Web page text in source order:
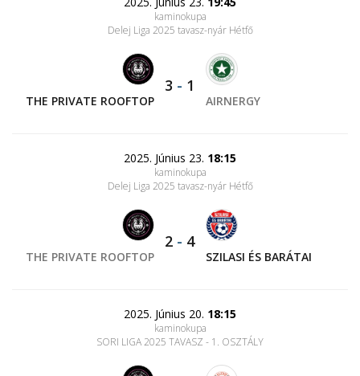
kaminokupa
Delej Liga 2025 tavasz-nyár Hétfő
THE PRIVATE ROOFTOP
3 - 1
AIRNERGY
2025. Június 23. 18:15
kaminokupa
Delej Liga 2025 tavasz-nyár Hétfő
THE PRIVATE ROOFTOP
2 - 4
SZILASI ÉS BARÁTAI
2025. Június 20. 18:15
kaminokupa
SORI LIGA 2025 TAVASZ - 1. OSZTÁLY